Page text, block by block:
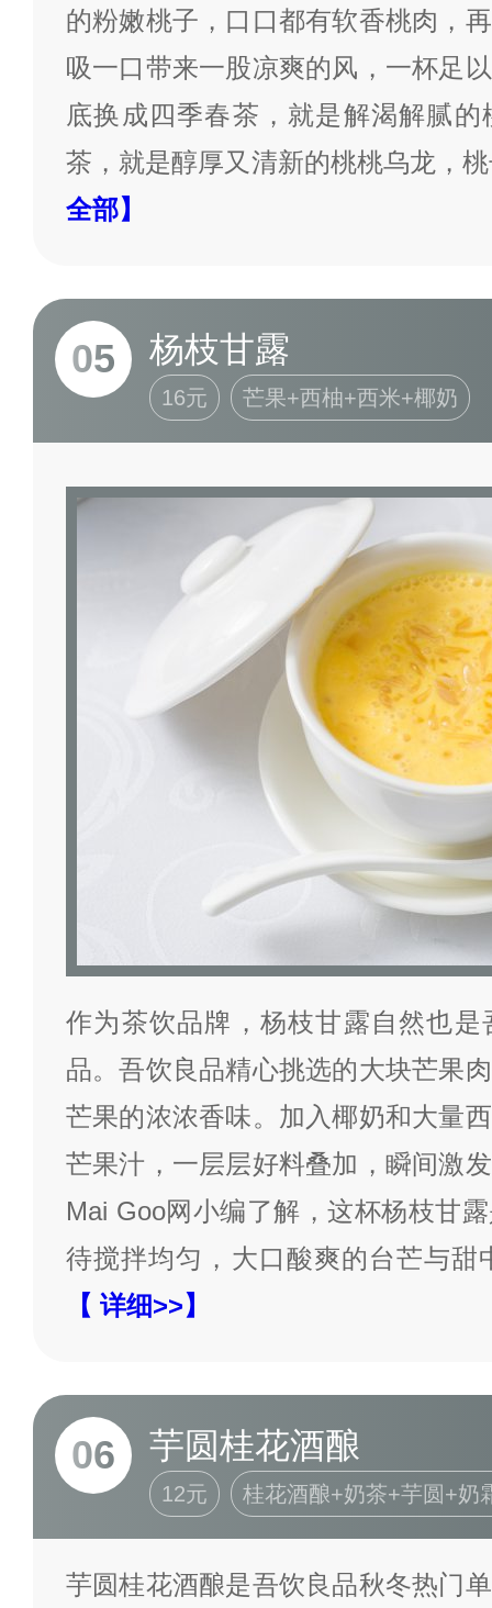
的粉嫩桃子，口口都有软香桃肉，
吸一口带来一股凉爽的风，一杯足
底换成四季春茶，就是解渴解腻
茶，就是醇厚又清新的桃桃乌龙，
全部】
05 杨枝甘露
16元 芒果+西柚+西米+椰奶
作为茶饮品牌，杨枝甘露自然也
品。吾饮良品精心挑选的大块芒果
芒果的浓浓香味。加入椰奶和大量
芒果汁，一层层好料叠加，瞬间激
Mai Goo网小编了解，这杯杨枝甘
待搅拌均匀，大口酸爽的台芒与甜
【 详细>>】
06 芋圆桂花酒酿
12元 桂花酒酿+奶茶+芋圆+奶
芋圆桂花酒酿是吾饮良品秋冬热门